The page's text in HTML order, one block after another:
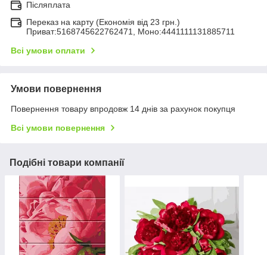
Післяплата
Переказ на карту (Економія від 23 грн.)
Приват:5168745622762471, Моно:4441111131885711
Всі умови оплати
Умови повернення
Повернення товару впродовж 14 днів за рахунок покупця
Всі умови повернення
Подібні товари компанії